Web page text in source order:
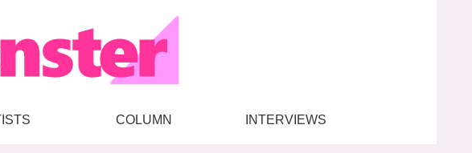
COLUMN INTERVIEWS